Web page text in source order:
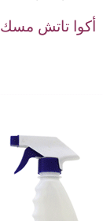
أكوا تاتش مسك